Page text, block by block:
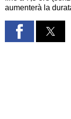
aumenterà la